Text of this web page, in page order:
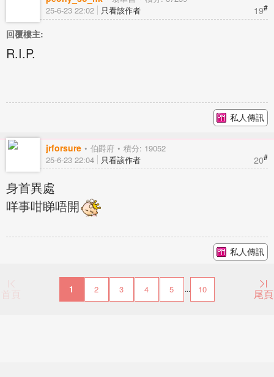
19#
25-6-23 22:02 只看該作者
回覆樓主:
R.I.P.
私人傳訊
jrforsure 伯爵府 積分: 19052
20#
25-6-23 22:04 只看該作者
身首異處
咩事咁睇唔開
私人傳訊
首頁 1 2 3 4 5 ... 10 尾頁